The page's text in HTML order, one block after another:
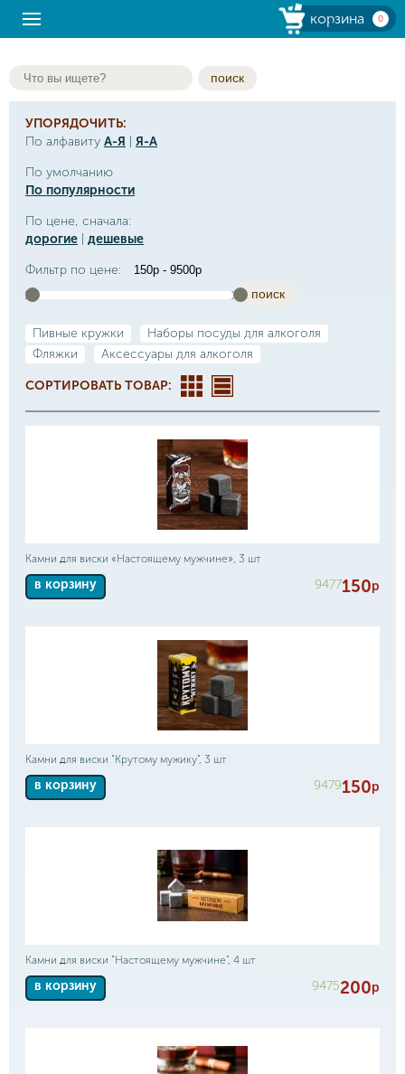
корзина 0
поиск
УПОРЯДОЧИТЬ:
По алфавиту А-Я
Я-А
По умолчанию
По популярности
По цене, сначала:
дорогие
дешевые
Фильтр по цене:
поиск
Пивные кружки
Наборы посуды для алкоголя
Фляжки
Аксессуары для алкоголя
СОРТИРОВАТЬ ТОВАР:
Камни для виски «Настоящему мужчине», 3 шт
в корзину 9477150р
Камни для виски "Крутому мужику", 3 шт
в корзину 9479150р
Камни для виски "Настоящему мужчине", 4 шт
в корзину 9475200р